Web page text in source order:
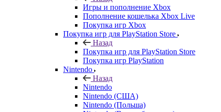
Игры и пополнение Xbox
Пополнение кошелька Xbox Live
Покупка игр Xbox
Покупка игр для PlayStation Store
Назад
Покупка игр для PlayStation Store
Покупка игр PlayStation
Nintendo
Назад
Nintendo
Nintendo (США)
Nintendo (Польша)